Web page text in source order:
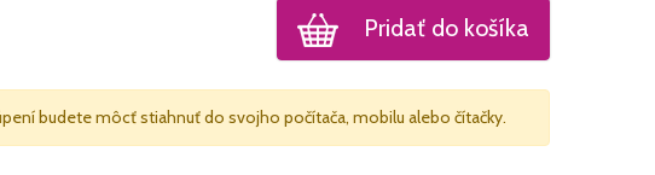
Pridať do košíka
budete môcť stiahnuť do svojho počítača, mobilu alebo čítačky.